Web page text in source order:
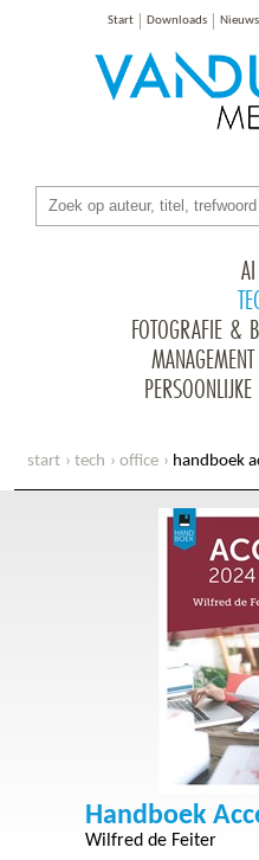
Start Downloads
AI
FOTOGRAFIE &
start tech office handboek
Handboek
Wilfred de Feiter